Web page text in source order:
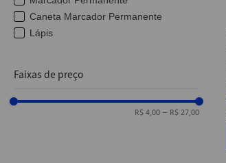
Caneta Marcador Permanente
Lápis
Faixas de preço
R$ 4,00 – R$ 27,00